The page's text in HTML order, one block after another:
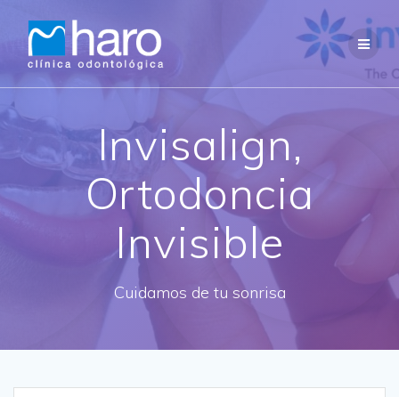
Invisalign,
Ortodoncia
Invisible
Cuidamos de tu sonrisa